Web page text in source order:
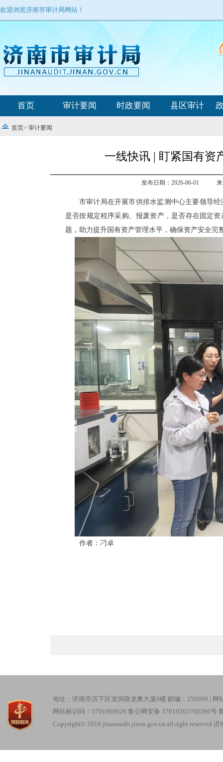
欢迎浏览济南市审计局网站！
首页 审计要闻 时政要闻 县区审计
首页> 审计要闻
一线快讯 | 盯紧国有资
发布日期：2026-06-01
市审计局在开展市供排水监测中心主要领导
是否按规定程序采购、报废资产，是否存在固定
题，助力提升国有资产管理水平，确保资产安全
作者：刁卓
地址：济南市历下区龙洞路龙奥大厦8楼 邮编：250099 | 网
网站标识码：3701000026 鲁公网安备 37010202700260号
Copyright© 2010 jinanaudit.jinan.gov.cn all right reserved